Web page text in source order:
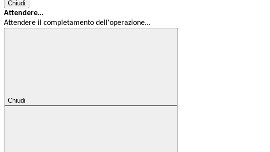
Chiudi
Attendere...
Attendere il completamento dell'operazione...
Chiudi